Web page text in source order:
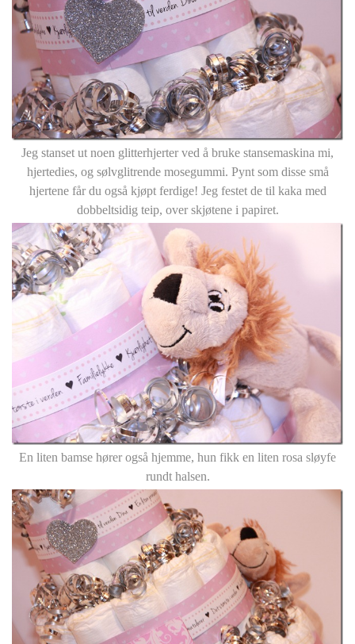
Jeg stanset ut noen glitterhjerter ved å bruke stansemaskina mi,
hjertedies, og sølvglitrende mosegummi. Pynt som disse små
hjertene får du også kjøpt ferdige! Jeg festet de til kaka med
dobbeltsidig teip, over skjøtene i papiret.
En liten bamse hører også hjemme, hun fikk en liten rosa sløyfe
rundt halsen.